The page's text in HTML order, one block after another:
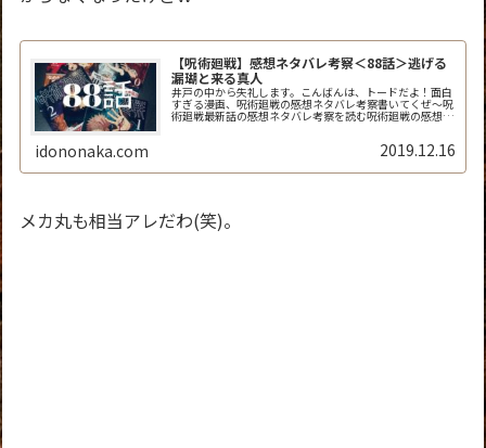
【呪術廻戦】感想ネタバレ考察＜88話＞逃げる
漏瑚と来る真人
井戸の中から失礼します。こんばんは、トードだよ！面白
すぎる漫画、呪術廻戦の感想ネタバレ考察書いてくぜ～呪
術廻戦最新話の感想ネタバレ考察を読む呪術廻戦の感想ネ
idononaka.com 2019.12.16
メカ丸も相当アレだわ(笑)。